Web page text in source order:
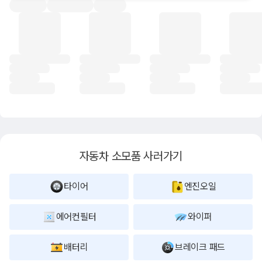
자동차 소모품 사러가기
타이어 엔진오일
에어컨필터 와이퍼
배터리 브레이크 패드